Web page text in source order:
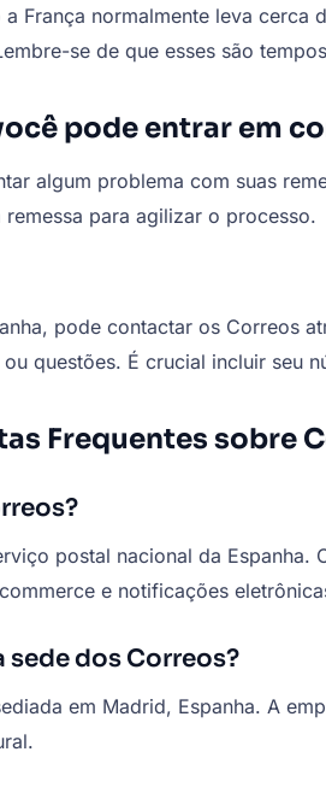
França normalmente leva cerca
se de que esses são
pode entrar em
algum problema com suas
remessa para agilizar o processo.
pode contactar os Correos
questões. É crucial incluir seu
Frequentes sobre
postal nacional da
e notificações
sede dos Correos?
em Madrid, Espanha. A